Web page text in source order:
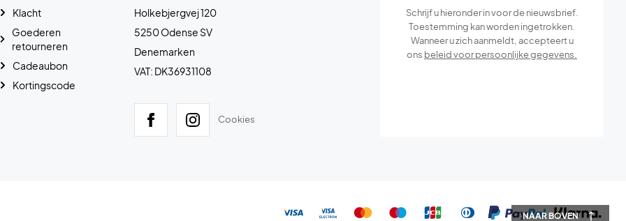
NAAR BOVEN
Holkebjergvej 120
5250 Odense SV
Denemarken
VAT: DK36931108
Cookies
Klacht
Goederen
retourneren
Cadeaubon
Kortingscode
Schrijf u hieronder in voor de nieuwsbrief.
Toestemming kan worden ingetrokken.
Wanneer u zich aanmeldt, accepteert u
ons beleid voor persoonlijke gegevens.